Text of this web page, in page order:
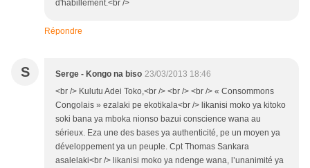
d'habillement.<br />
Répondre
S Serge - Kongo na biso 23/03/2013 18:46
<br /> Kulutu Adei Toko,<br /> <br /> <br /> « Consommons
Congolais » ezalaki pe ekotikala<br /> likanisi moko ya kitoko
soki bana ya mboka nionso bazui conscience wana au
sérieux. Eza une des bases ya authenticité, pe un moyen ya
développement ya un peuple. Cpt Thomas Sankara
asalelaki<br /> likanisi moko ya ndenge wana, l’unanimité ya